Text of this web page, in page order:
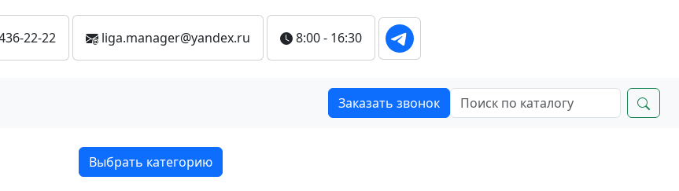
22-22 liga.manager@yandex.ru 8:00 - 16:30
Заказать звонок
Выбрать категорию